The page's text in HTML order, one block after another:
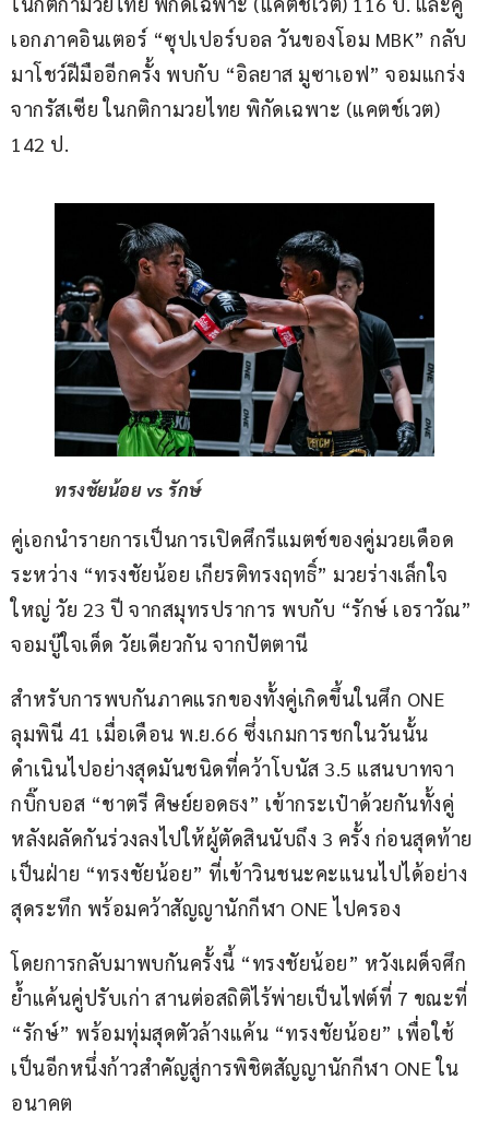
เอกภาคอินเตอร์ “ซุปเปอร์บอล วันของโอม MBK” กลับ
มาโชว์ฝีมืออีกครั้ง พบกับ “อิลยาส มูซาเอฟ” จอมแกร่ง
จากรัสเซีย ในกติกามวยไทย พิกัดเฉพาะ (แคตช์เวต)
142 ป.
ทรงชัยน้อย vs รักษ์
คู่เอกนำรายการเป็นการเปิดศึกรีแมตช์ของคู่มวยเดือด
ระหว่าง “ทรงชัยน้อย เกียรติทรงฤทธิ์” มวยร่างเล็กใจ
ใหญ่ วัย 23 ปี จากสมุทรปราการ พบกับ “รักษ์ เอราวัณ”
จอมบู๊ใจเด็ด วัยเดียวกัน จากปัตตานี
สำหรับการพบกันภาคแรกของทั้งคู่เกิดขึ้นในศึก ONE
ลุมพินี 41 เมื่อเดือน พ.ย.66 ซึ่งเกมการชกในวันนั้น
ดำเนินไปอย่างสุดมันชนิดที่คว้าโบนัส 3.5 แสนบาทจา
กบิ๊กบอส “ชาตรี ศิษย์ยอดธง” เข้ากระเป๋าด้วยกันทั้งคู่
หลังผลัดกันร่วงลงไปให้ผู้ตัดสินนับถึง 3 ครั้ง ก่อนสุดท้าย
เป็นฝ่าย “ทรงชัยน้อย” ที่เข้าวินชนะคะแนนไปได้อย่าง
สุดระทึก พร้อมคว้าสัญญานักกีฬา ONE ไปครอง
โดยการกลับมาพบกันครั้งนี้ “ทรงชัยน้อย” หวังเผด็จศึก
ย้ำแค้นคู่ปรับเก่า สานต่อสถิติไร้พ่ายเป็นไฟต์ที่ 7 ขณะที่
“รักษ์” พร้อมทุ่มสุดตัวล้างแค้น “ทรงชัยน้อย” เพื่อใช้
เป็นอีกหนึ่งก้าวสำคัญสู่การพิชิตสัญญานักกีฬา ONE ใน
อนาคต